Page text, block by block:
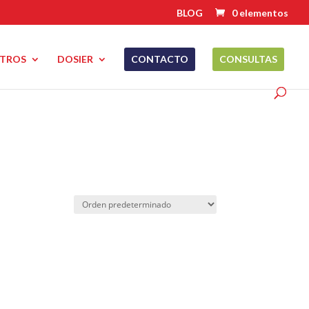
BLOG 0 elementos
DOSIER CONTACTO CONSULTAS